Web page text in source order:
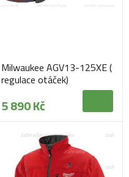
Milwaukee AGV13-125XE (
regulace otáček)
5 890 Kč